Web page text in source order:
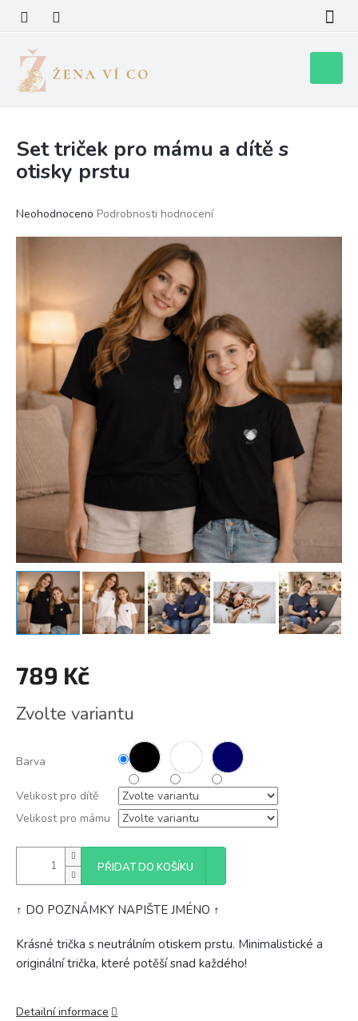
obsah
košík
Set triček pro mámu a dítě s
otisky prstu
Průměrné
5
hvězdiček.
Neohodnoceno Podrobnosti hodnocení
789 Kč
cena:
Zvolte variantu
Barva
Velikost pro dítě
Velikost pro mámu
PŘIDAT DO KOŠÍKU
↑ DO POZNÁMKY NAPIŠTE JMÉNO ↑
Krásné trička s neutrálním otiskem prstu. Minimalistické a
originální trička, které potěší snad každého!
Detailní informace